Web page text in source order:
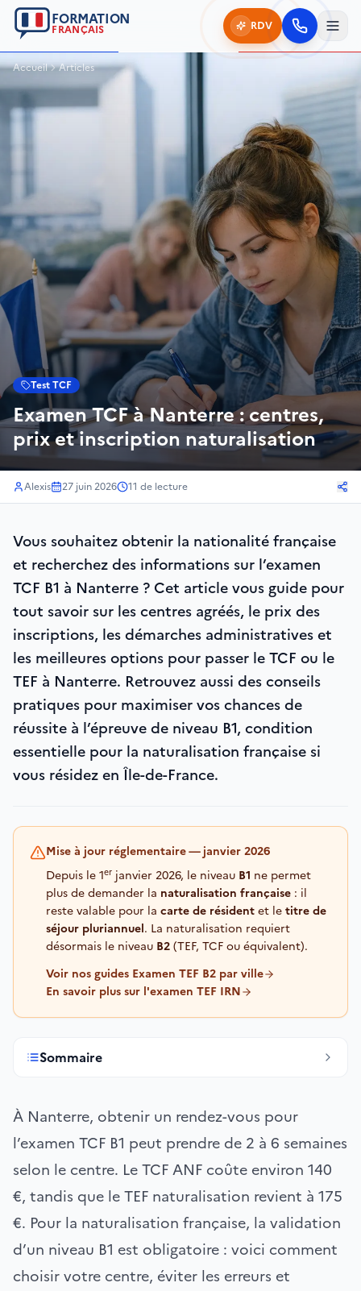
FORMATION
FRANÇAIS RDV
Accueil Articles
Test TCF
Examen TCF à Nanterre : centres,
prix et inscription naturalisation
Alexis 27 juin 2026 11 de lecture
Vous souhaitez obtenir la nationalité française
et recherchez des informations sur l’examen
TCF B1 à Nanterre ? Cet article vous guide pour
tout savoir sur les centres agréés, le prix des
inscriptions, les démarches administratives et
les meilleures options pour passer le TCF ou le
TEF à Nanterre. Retrouvez aussi des conseils
pratiques pour maximiser vos chances de
réussite à l’épreuve de niveau B1, condition
essentielle pour la naturalisation française si
vous résidez en Île-de-France.
Mise à jour réglementaire — janvier 2026
Depuis le 1er janvier 2026, le niveau B1 ne permet
plus de demander la naturalisation française : il
reste valable pour la carte de résidentet letitre de
séjour pluriannuel. La naturalisation requiert
désormais le niveau B2(TEF, TCF ou équivalent).
Voir nos guides Examen TEF B2 par ville
En savoir plus sur l'examen TEF IRN
Sommaire
À Nanterre, obtenir un rendez-vous pour
l’examen TCF B1 peut prendre de 2 à 6 semaines
selon le centre. Le TCF ANF coûte environ 140
€, tandis que le TEF naturalisation revient à 175
€. Pour la naturalisation française, la validation
d’un niveau B1 est obligatoire : voici comment
choisir votre centre, éviter les erreurs et